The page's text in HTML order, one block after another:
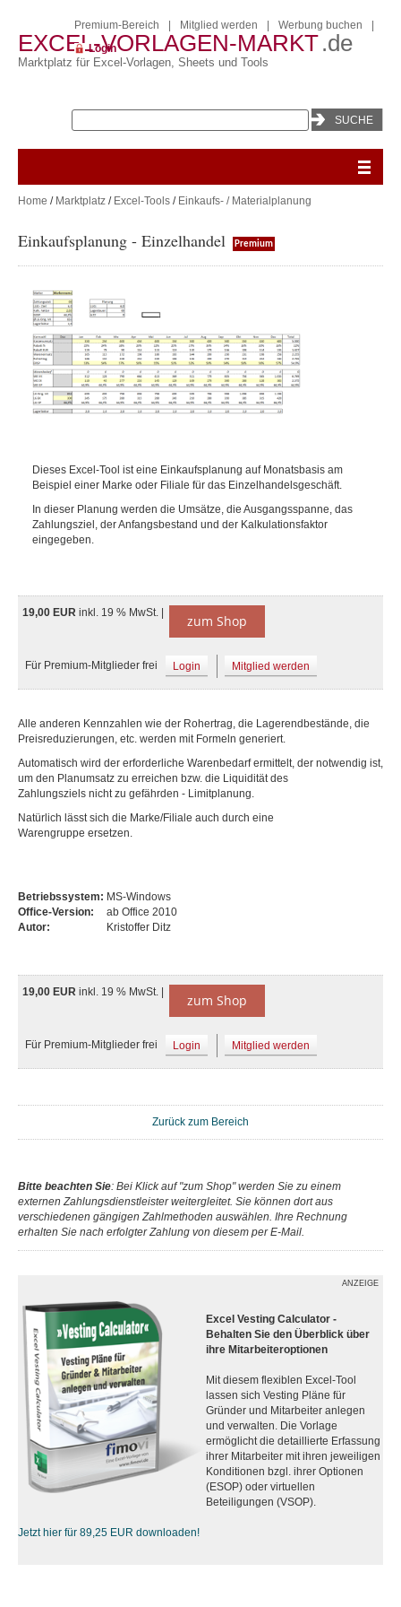
EXCEL-VORLAGEN-MARKT.de
Marktplatz für Excel-Vorlagen, Sheets und Tools
Premium-Bereich Mitglied werden Werbung buchen
Login
Home / Marktplatz / Excel-Tools / Einkaufs- / Materialplanung
Einkaufsplanung - Einzelhandel Premium
Dieses Excel-Tool ist eine Einkaufsplanung auf Monatsbasis am
Beispiel einer Marke oder Filiale für das Einzelhandelsgeschäft.
In dieser Planung werden die Umsätze, die Ausgangsspanne, das
Zahlungsziel, der Anfangsbestand und der Kalkulationsfaktor
eingegeben.
19,00 EUR inkl. 19 % MwSt. | zum Shop
Für Premium-Mitglieder frei Login Mitglied werden
Alle anderen Kennzahlen wie der Rohertrag, die Lagerendbestände, die
Preisreduzierungen, etc. werden mit Formeln generiert.
Automatisch wird der erforderliche Warenbedarf ermittelt, der notwendig ist,
um den Planumsatz zu erreichen bzw. die Liquidität des
Zahlungsziels nicht zu gefährden - Limitplanung.
Natürlich lässt sich die Marke/Filiale auch durch eine
Warengruppe ersetzen.
Betriebssystem: MS-Windows
Office-Version:
ab Office 2010
Autor:
Kristoffer Ditz
19,00 EUR inkl. 19 % MwSt. | zum Shop
Für Premium-Mitglieder frei Login Mitglied werden
Zurück zum Bereich
Bitte beachten Sie: Bei Klick auf "zum Shop" werden Sie zu einem
externen Zahlungsdienstleister weitergleitet. Sie können dort aus
verschiedenen gängigen Zahlmethoden auswählen. Ihre Rechnung
erhalten Sie nach erfolgter Zahlung von diesem per E-Mail.
ANZEIGE
Excel Vesting Calculator -
Behalten Sie den Überblick über
ihre Mitarbeiteroptionen
Mit diesem flexiblen Excel-Tool
lassen sich Vesting Pläne für
Gründer und Mitarbeiter anlegen
und verwalten. Die Vorlage
ermöglicht die detaillierte Erfassung
ihrer Mitarbeiter mit ihren jeweiligen
Konditionen bzgl. ihrer Optionen
(ESOP) oder virtuellen
Beteiligungen (VSOP).
Jetzt hier für 89,25 EUR downloaden!